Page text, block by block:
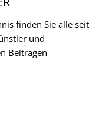
finden Sie alle seit
und
Beitragen